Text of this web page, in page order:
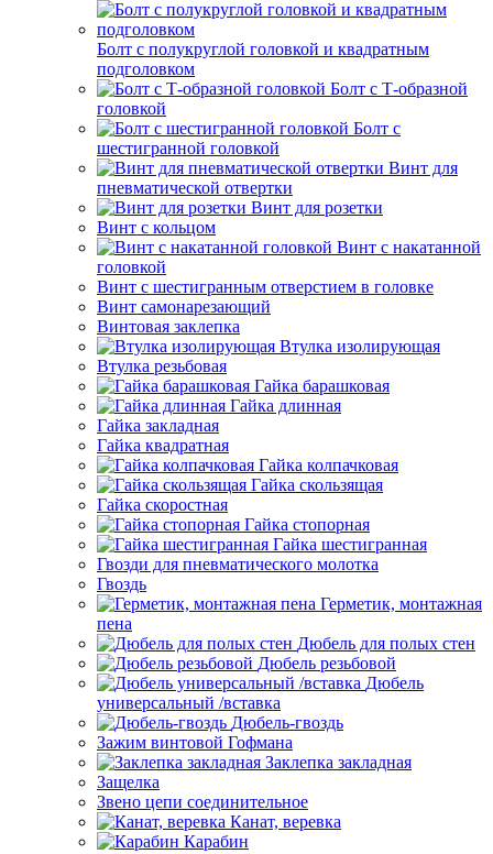
Болт с полукруглой головкой и квадратным
подголовком
Болт с Т-образной
головкой
Болт с
шестигранной головкой
Винт для
пневматической отвертки
Винт для розетки
Винт с кольцом
Винт с накатанной
головкой
Винт с шестигранным отверстием в головке
Винт самонарезающий
Винтовая заклепка
Втулка изолирующая
Втулка резьбовая
Гайка барашковая
Гайка длинная
Гайка закладная
Гайка квадратная
Гайка колпачковая
Гайка скользящая
Гайка скоростная
Гайка стопорная
Гайка шестигранная
Гвозди для пневматического молотка
Гвоздь
Герметик, монтажная
пена
Дюбель для полых стен
Дюбель резьбовой
Дюбель
универсальный /вставка
Дюбель-гвоздь
Зажим винтовой Гофмана
Заклепка закладная
Защелка
Звено цепи соединительное
Канат, веревка
Карабин